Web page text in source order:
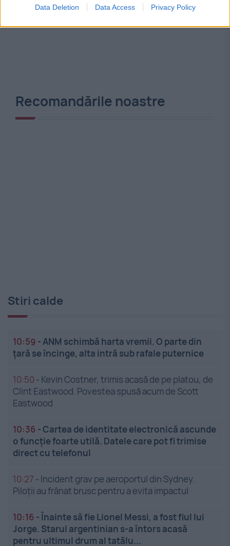
Data Deletion Data Access Privacy Policy
Recomandările noastre
Stiri calde
10:59 -ANM schimbă harta vremii. O parte din
țară se încinge, alta intră sub rafale puternice
10:50 - Kevin Costner, trimis acasă de pe platou, de
Clint Eastwood. Povestea spusă acum de Scott
Eastwood
10:36 -Cartea de identitate electronică ascunde
o funcție foarte utilă. Datele care pot fi trimise
direct cu telefonul
10:27 - Incident grav pe aeroportul din Sydney.
Piloții au frânat brusc pentru a evita impactul
10:16 -Înainte să fie Lionel Messi, a fost fiul lui
Jorge. Starul argentinian s-a întors acasă
pentru ultimul drum al tatălu...